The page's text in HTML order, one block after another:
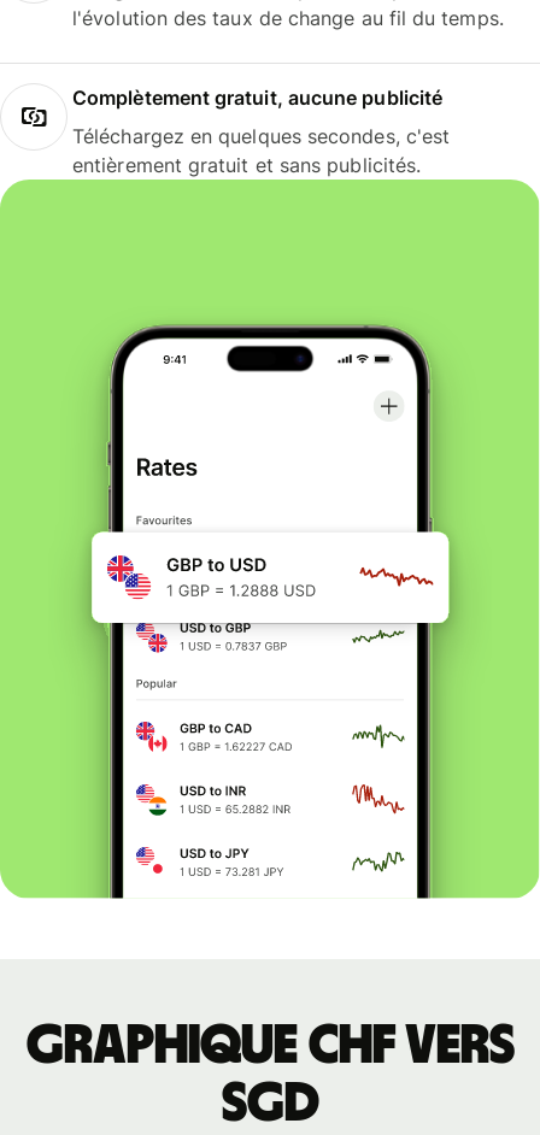
l'évolution des taux de change au fil du temps.
Complètement gratuit, aucune publicité
Téléchargez en quelques secondes, c'est
entièrement gratuit et sans publicités.
Graphique CHF vers
SGD